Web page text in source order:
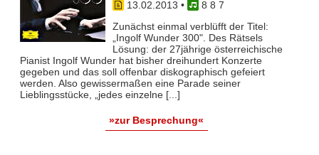
13.02.2013 •
8 8 7
Zunächst einmal verblüfft der Titel:
„Ingolf Wunder 300". Des Rätsels
Lösung: der 27jährige österreichische
Pianist Ingolf Wunder hat bisher dreihundert Konzerte
gegeben und das soll offenbar diskographisch gefeiert
werden. Also gewissermaßen eine Parade seiner
Lieblingsstücke, „jedes einzelne [...]
»zur Besprechung«